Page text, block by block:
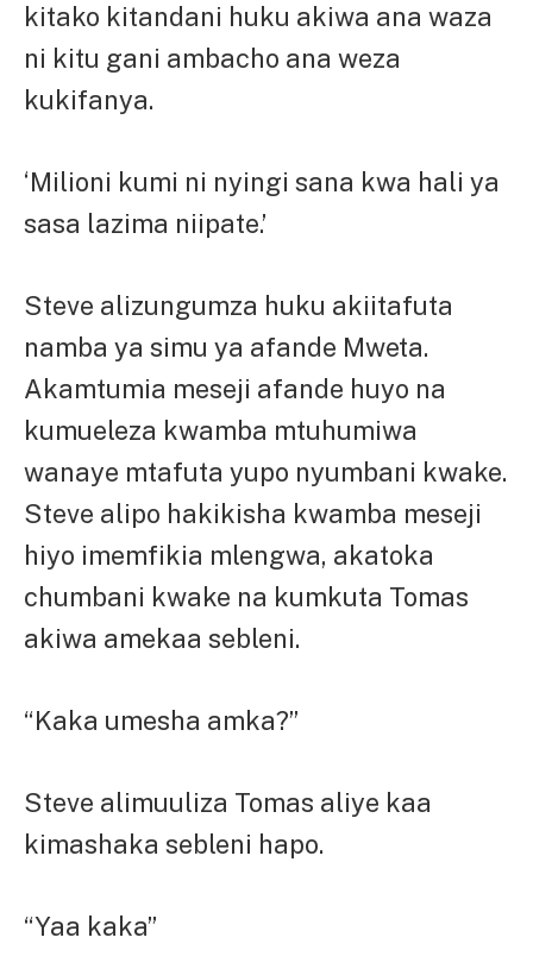
kitako kitandani huku akiwa ana waza
ni kitu gani ambacho ana weza
kukifanya.
‘Milioni kumi ni nyingi sana kwa hali ya
sasa lazima niipate.’
Steve alizungumza huku akiitafuta
namba ya simu ya afande Mweta.
Akamtumia meseji afande huyo na
kumueleza kwamba mtuhumiwa
wanaye mtafuta yupo nyumbani kwake.
Steve alipo hakikisha kwamba meseji
hiyo imemfikia mlengwa, akatoka
chumbani kwake na kumkuta Tomas
akiwa amekaa sebleni.
“Kaka umesha amka?”
Steve alimuuliza Tomas aliye kaa
kimashaka sebleni hapo.
“Yaa kaka”